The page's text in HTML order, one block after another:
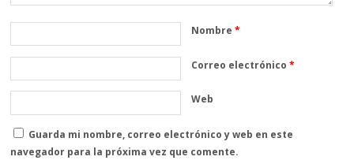
Nombre*
Correo electrónico*
Web
Guarda mi nombre, correo electrónico y web en este
navegador para la próxima vez que comente.